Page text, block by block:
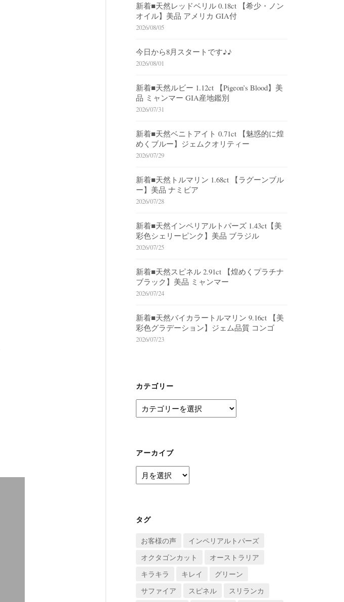
新着■天然レッドベリル 0.18ct 【希少・ノン
オイル】美品 アメリカ GIA付
2026/08/05
今日から8月スタートです♪♪
2026/08/01
新着■天然ルビー 1.12ct 【Pigeon’s Blood】美
品 ミャンマー GIA産地鑑別
2026/07/31
新着■天然ベニトアイト 0.71ct 【魅惑的に煌
めくブルー】ジェムクオリティー
2026/07/29
新着■天然トルマリン 1.68ct 【ラグーンブル
ー】美品 ナミビア
2026/07/28
新着■天然インペリアルトパーズ 1.43ct【美
彩色シェリーピンク】美品 ブラジル
2026/07/25
新着■天然スピネル 2.91ct 【煌めくプラチナ
ブラック】美品 ミャンマー
2026/07/24
新着■天然バイカラートルマリン 9.16ct 【美
彩色グラデーション】ジェム品質 コンゴ
2026/07/23
カテゴリー
テ
ー
アーカイブ
ア
ー
ブ
タグ
お客様の声
インペリアルトパーズ
オクタゴンカット
オーストラリア
キラキラ
キレイ
グリーン
サファイア
スピネル スリランカ